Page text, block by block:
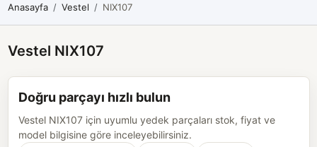
Anasayfa Vestel NIX107
Vestel NIX107
Doğru parçayı hızlı bulun
Vestel NIX107 için uyumlu yedek parçaları stok, fiyat ve
model bilgisine göre inceleyebilirsiniz.